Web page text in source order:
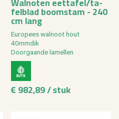
fel­blad boom­stam - 240
cm lang
Eu­ro­pees wal­noot hout
40mm­dik
Door­gaan­de la­mel­len
€ 982,89 / stuk